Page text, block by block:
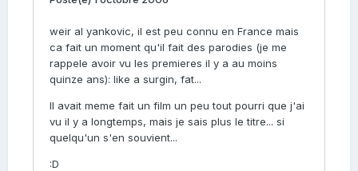
weir al yankovic, il est peu connu en France mais
ca fait un moment qu'il fait des parodies (je me
rappele avoir vu les premieres il y a au moins
quinze ans): like a surgin, fat...
Il avait meme fait un film un peu tout pourri que j'ai
vu il y a longtemps, mais je sais plus le titre... si
quelqu'un s'en souvient...
:D